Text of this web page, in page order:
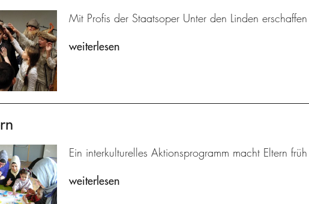
Mit Profis der Staatsoper Unter den Linden
weiterlesen
Ein interkulturelles Aktionsprogramm macht Eltern
weiterlesen